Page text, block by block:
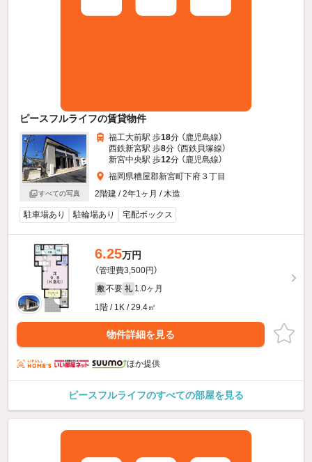
ピースフルライフの賃貸物件
すべての写真
福工大前駅 歩18分 （鹿児島線）
西鉄新宮駅 歩8分 （西鉄貝塚線）
新宮中央駅 歩12分 （鹿児島線）
福岡県糟屋郡新宮町下府３丁目
2階建 / 2年1ヶ月 / 木造
駐車場あり 駐輪場あり 宅配ボックス
6.25万円
（管理費3,500円）
敷 不要 礼 1.0ヶ月
1階 / 1K / 29.4㎡
物件詳細を見る
ほか提供
ピースフルライフのすべての部屋を見る